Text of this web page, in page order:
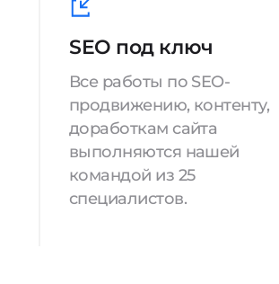
SEO под ключ
Все работы по SEO-
продвижению, контенту,
доработкам сайта
выполняются нашей
командой из 25
специалистов.